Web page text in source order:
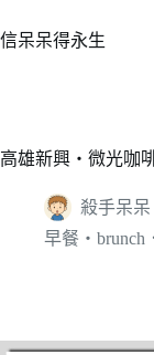
至
容
信呆呆得永生
高雄新興‧微光咖
殺手呆呆
早餐‧brunch